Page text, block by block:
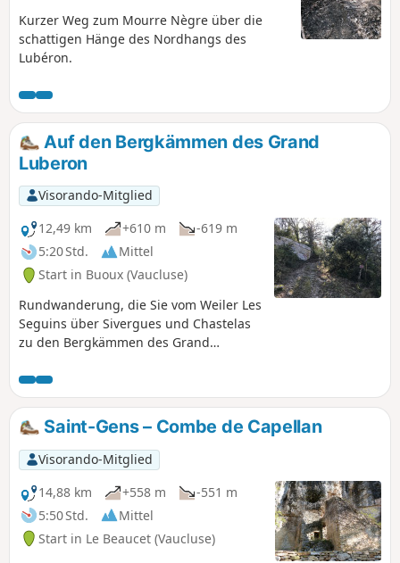
Kurzer Weg zum Mourre Nègre über die
schattigen Hänge des Nordhangs des
Lubéron.
Auf den Bergkämmen des Grand
Luberon
Visorando-Mitglied
12,49 km
+610 m
-619 m
5:20 Std.
Mittel
Start in Buoux (Vaucluse)
Rundwanderung, die Sie vom Weiler Les
Seguins über Sivergues und Chastelas
zu den Bergkämmen des Grand
Saint-Gens – Combe de Capellan
Visorando-Mitglied
14,88 km
+558 m
-551 m
5:50 Std.
Mittel
Start in Le Beaucet (Vaucluse)